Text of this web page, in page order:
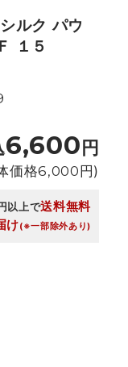
ルク パウ
１５
6,600円
価格6,000円)
以上で送料無料
け(※一部除外あり)